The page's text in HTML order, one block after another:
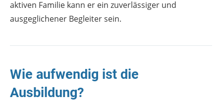
aktiven Familie kann er ein zuverlässiger und
ausgeglichener Begleiter sein.
Wie aufwendig ist die
Ausbildung?